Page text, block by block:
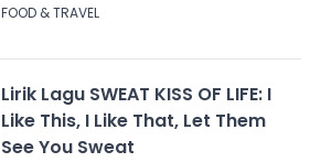
FOOD & TRAVEL
Lirik Lagu SWEAT KISS OF LIFE: I
Like This, I Like That, Let Them
See You Sweat